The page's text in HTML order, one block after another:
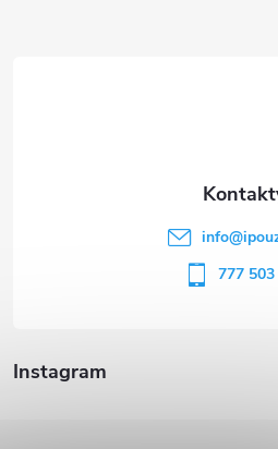
Instagram
info@
777